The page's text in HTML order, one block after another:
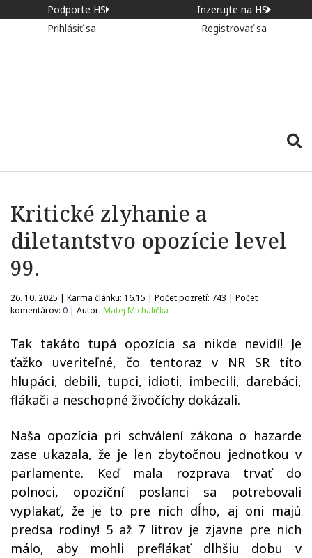
Podporte HS
Inzerujte na HS
Prihlásiť sa
Registrovať sa
Kritické zlyhanie a
diletantstvo opozície level
99.
26. 10. 2025 | Karma článku: 16.15 | Počet pozretí: 743 | Počet
komentárov: 0 | Autor: Matej Michalička
Tak takáto tupá opozícia sa nikde nevidí! Je
ťažko uveriteľné, čo tentoraz v NR SR títo
hlupáci, debili, tupci, idioti, imbecili, darebáci,
flákači a neschopné živočíchy dokázali.
Naša opozícia pri schválení zákona o hazarde
zase ukazala, že je len zbytočnou jednotkou v
parlamente. Keď mala rozprava trvať do
polnoci, opoziční poslanci sa potrebovali
vyplakať, že je to pre nich dĺho, aj oni majú
predsa rodiny! 5 až 7 litrov je zjavne pre nich
málo, aby mohli preflákať dlhšiu dobu v